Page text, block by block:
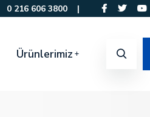
0 216 606 3800 |
Ürünlerimiz